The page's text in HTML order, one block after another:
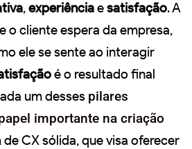
,experiênciaesatisfação. A
o cliente espera da empresa,
ele se sente ao interagir
é o resultado final
um desses pilares
importante na criação
de CX sólida, que visa oferecer